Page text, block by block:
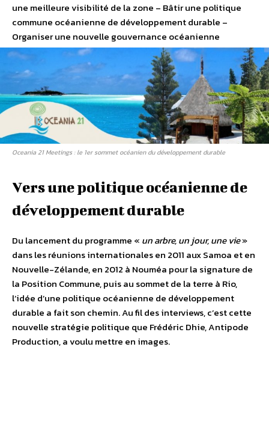
une meilleure visibilité de la zone – Bâtir une politique
commune océanienne de développement durable –
Organiser une nouvelle gouvernance océanienne
Oceania 21 Meetings : le 1er sommet océanien du développement durable
Vers une politique océanienne de
développement durable
Du lancement du programme « un arbre, un jour, une vie»
dans les réunions internationales en 2011 aux Samoa et en
Nouvelle-Zélande, en 2012 à Nouméa pour la signature de
la Position Commune, puis au sommet de la terre à Rio,
l’idée d’une politique océanienne de développement
durable a fait son chemin. Au fil des interviews, c’est cette
nouvelle stratégie politique que Frédéric Dhie, Antipode
Production, a voulu mettre en images.